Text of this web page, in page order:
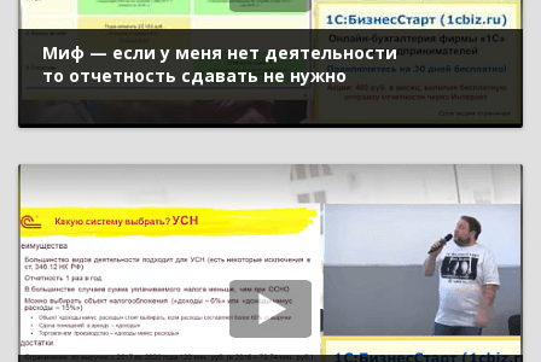
Миф — если у меня нет деятельности
то отчетность сдавать не нужно